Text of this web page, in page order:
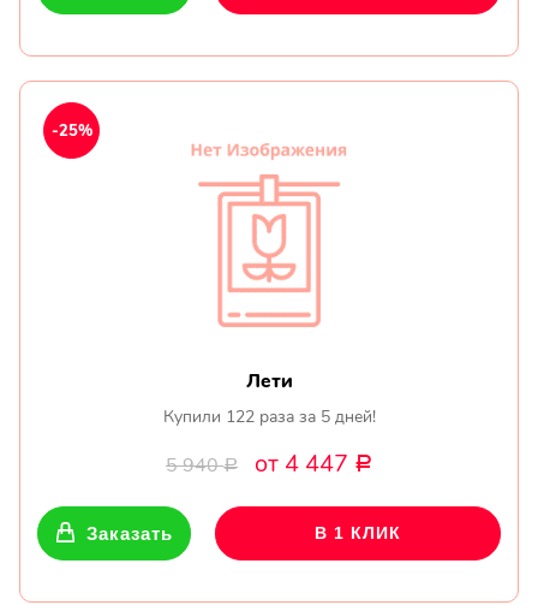
Лети
Купили 122 раза за 5 дней!
5 940Р от 4 447 Р
-25%
Заказать В 1 КЛИК